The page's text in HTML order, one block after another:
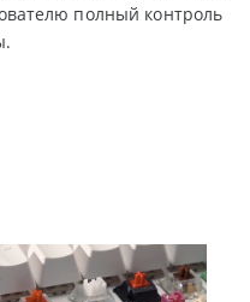
полный контроль